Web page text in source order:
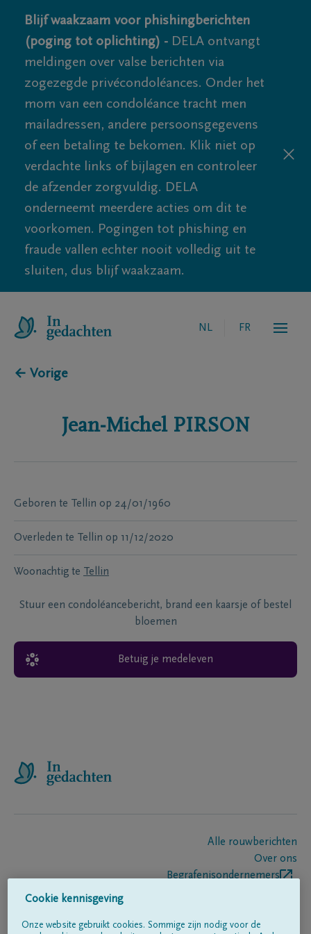
Blijf waakzaam voor phishingberichten
(poging tot oplichting) - DELA ontvangt
meldingen over valse berichten via
zogezegde privécondoléances. Onder het
mom van een condoléance tracht men
mailadressen, andere persoonsgegevens
of een betaling te bekomen. Klik niet op
verdachte links of bijlagen en controleer
de afzender zorgvuldig. DELA
onderneemt meerdere acties om dit te
voorkomen. Pogingen tot phishing en
fraude vallen echter nooit volledig uit te
sluiten, dus blijf waakzaam.
NL FR
← Vorige
Jean-Michel PIRSON
Geboren te Tellin op 24/01/1960
Overleden te Tellin op 11/12/2020
Woonachtig te Tellin
Stuur een condoléancebericht, brand een kaarsje of bestel
bloemen
Betuig je medeleven
Alle rouwberichten
Over ons
Begrafenisondernemers
Cookie kennisgeving
Onze website gebruikt cookies. Sommige zijn nodig voor de